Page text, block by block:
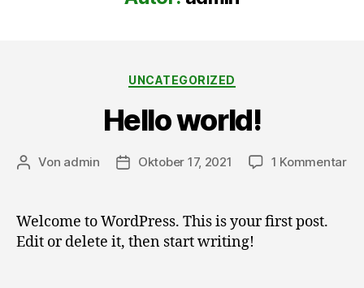
Kategorien
UNCATEGORIZED
Hello world!
Beitragsautor
Von admin Veröffentlichungsdatum
Oktober 17, 2021 1 Kommentarzu
Welcome to WordPress. This is your first post.
Edit or delete it, then start writing!